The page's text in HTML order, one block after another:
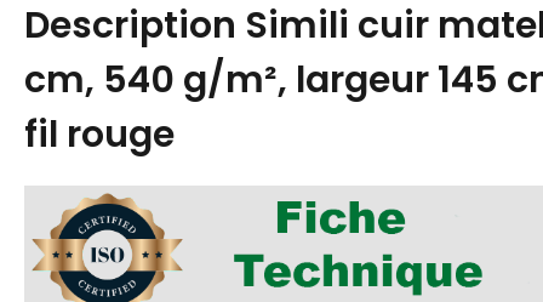
Description Simili cuir
cm, 540 g/m², largeur 145
fil rouge